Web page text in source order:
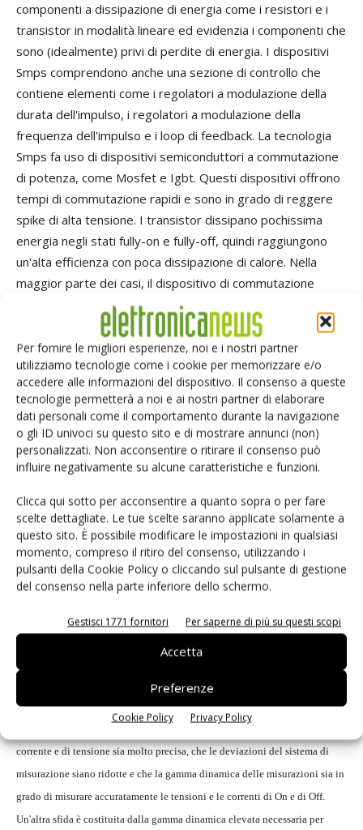
Per fornire le migliori esperienze, noi e i nostri partner
utilizziamo tecnologie come i cookie per memorizzare e/o
accedere alle informazioni del dispositivo. Il consenso a queste
tecnologie permetterà a noi e ai nostri partner di elaborare
dati personali come il comportamento durante la navigazione
o gli ID univoci su questo sito e di mostrare annunci (non)
personalizzati. Non acconsentire o ritirare il consenso può
influire negativamente su alcune caratteristiche e funzioni.
Clicca qui sotto per acconsentire a quanto sopra o per fare
scelte dettagliate. Le tue scelte saranno applicate solamente a
questo sito. È possibile modificare le impostazioni in qualsiasi
momento, compreso il ritiro del consenso, utilizzando i
pulsanti della Cookie Policy o cliccando sul pulsante di gestione
del consenso nella parte inferiore dello schermo.
Gestisci 1771 fornitori Per saperne di più su questi scopi
Accetta
Preferenze
Cookie Policy Privacy Policy
componenti a dissipazione di energia come i resistori e i
transistor in modalità lineare ed evidenzia i componenti che
sono (idealmente) privi di perdite di energia. I dispositivi
Smps comprendono anche una sezione di controllo che
contiene elementi come i regolatori a modulazione della
durata dell'impulso, i regolatori a modulazione della
frequenza dell'impulso e i loop di feedback. La tecnologia
Smps fa uso di dispositivi semiconduttori a commutazione
di potenza, come Mosfet e Igbt. Questi dispositivi offrono
tempi di commutazione rapidi e sono in grado di reggere
spike di alta tensione. I transistor dissipano pochissima
energia negli stati fully-on e fully-off, quindi raggiungono
un'alta efficienza con poca dissipazione di calore. Nella
maggior parte dei casi, il dispositivo di commutazione
determina le prestazioni complessive dell'Smps. Le
principali misurazioni dei dispositivi di commutazione
comprendono la perdita per commutazione, l'area
operativa di sicurezza e la frequenza di rotazione.
• Perdita di commutazione- I circuiti di commutazione dei transistor
solitamente dissipano la maggior parte dell'energia durante le transizioni
perché i parassiti del circuito impediscono ai dispositivi di commutarsi
istantaneamente. L'energia persa in un dispositivo di commutazione, come
un Mosfet o un Igbt mentre passa dallo stato Off a On, viene definita
perdita all'accensione. In modo analogo, la perdita allo spegnimento è
l'energia persa quando il dispositivo di commutazione passa dallo stato On
a off. I circuiti dei transistor perdono energia durante la commutazione a
causa di elementi dissipativi nella capacità e nell'induttanza parassita e nel
carico immagazzinato nel diodo. Un'analisi corretta di queste perdite è
essenziale per caratterizzare l'efficienza dell'alimentatore e la potenza
fornita. Le misure delle perdite per commutazione, come indicato nella Fig.
8, vengono eseguite su ogni singolo ciclo completo. Le perdite
all'accensione e allo spegnimento si verificano a intervalli molto brevi. A
corrente e di tensione sia molto precisa, che le deviazioni del sistema di
misurazione siano ridotte e che la gamma dinamica delle misurazioni sia in
grado di misurare accuratamente le tensioni e le correnti di On e di Off.
Un'altra sfida è costituita dalla gamma dinamica elevata necessaria per